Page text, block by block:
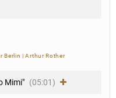
Berlin |Arthur Rother
Mimi" (05:01)